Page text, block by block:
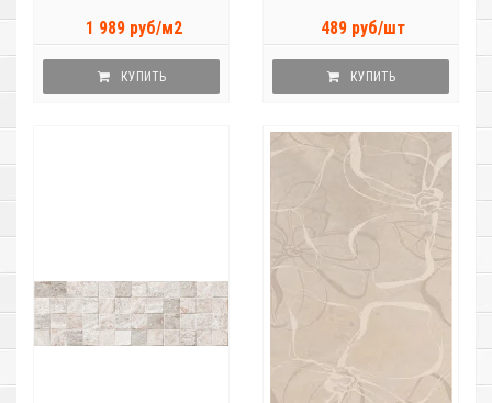
1 989 руб/м2
КУПИТЬ
489 руб/шт
КУПИТЬ